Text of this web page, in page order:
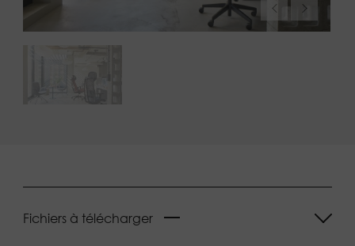
Fichiers à télécharger